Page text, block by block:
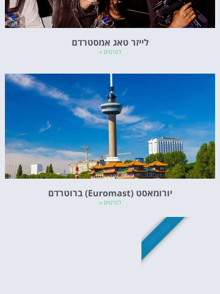
לייזר טאג אמסטרדם
לפרטים »
יורומאסט (Euromast) ברוטרדם
לפרטים »
שווה בדיקה